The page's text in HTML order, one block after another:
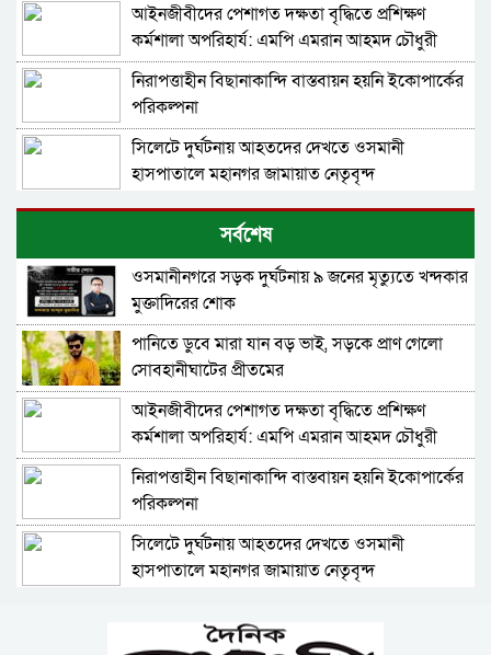
আইনজীবীদের পেশাগত দক্ষতা বৃদ্ধিতে প্রশিক্ষণ
কর্মশালা অপরিহার্য: এমপি এমরান আহমদ চৌধুরী
নিরাপত্তাহীন বিছানাকান্দি বাস্তবায়ন হয়নি ইকোপার্কের
পরিকল্পনা
সিলেটে দুর্ঘটনায় আহতদের দেখতে ওসমানী
হাসপাতালে মহানগর জামায়াত নেতৃবৃন্দ
৫ বন্ধু সিলেটে এসেছিলেন ঘুরতে, ফেরার পথে
দুর্ঘটনায় মারা যান সাইফুল
সিলেটের সড়ক দুর্ঘটনায় বাউল শিল্পী পেহেলী ভৈরবী
নিহত
সবুজ বাংলাদেশ গড়ার প্রত্যয়ে সিলেটে বাবৌযুপ’র
দ্বিতীয় পর্যায়ে বৃক্ষরোপণ কর্মসূচি সম্পন্ন
সিলেটে ইউনিক ও বেঙ্গল পরিবহনের দুই বাসের
মুখোমুখি সংঘর্ষে নিহত ৯
এসএসসির ফল প্রকাশ আগামী ১০ আগস্ট-যেভাবে
জানা যাবে
তেল, গ্যাস, বিদ্যুৎ সঙ্কট ও দ্রব্যমূল্যের ঊর্ধ্বগতি রোধে
সিলেটে ১১ দলীয় ঐক্যের স্মারকলিপি
পুরস্কার বিতরণ সম্পন্ন
সর্বশেষ
ওসমানীনগরে সড়ক দুর্ঘটনায় ৯ জনের মৃত্যুতে খন্দকার
মুক্তাদিরের শোক
পানিতে ডুবে মারা যান বড় ভাই, সড়কে প্রাণ গেলো
সোবহানীঘাটের প্রীতমের
আইনজীবীদের পেশাগত দক্ষতা বৃদ্ধিতে প্রশিক্ষণ
কর্মশালা অপরিহার্য: এমপি এমরান আহমদ চৌধুরী
নিরাপত্তাহীন বিছানাকান্দি বাস্তবায়ন হয়নি ইকোপার্কের
পরিকল্পনা
সিলেটে দুর্ঘটনায় আহতদের দেখতে ওসমানী
হাসপাতালে মহানগর জামায়াত নেতৃবৃন্দ
দুর্ঘটনায় মারা যান সাইফুল